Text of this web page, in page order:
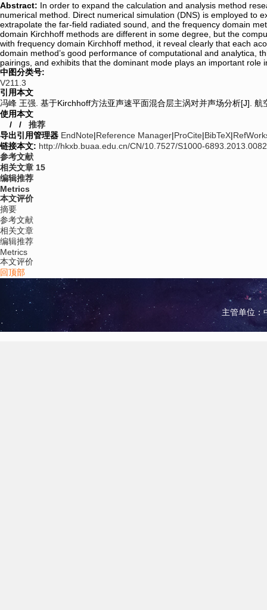
Abstract: In order to expand the calculation and analysis method
numerical method. Direct numerical simulation (DNS) is employed to
extrapolate the far-field radiated sound, and the frequency domain
domain Kirchhoff methods are different in some degree, but the
with frequency domain Kirchhoff method, it reveal clearly that each
domain method’s good performance of computational and analytica,
pairings, and exhibits that the dominant mode plays an important role
中图分类号:
V211.3
引用本文
冯峰 王强. 基于Kirchhoff方法亚声速平面混合层主涡对并声场分析[J].
使用本文
/ / 推荐
导出引用管理器 EndNote|Reference Manager|ProCite|BibTeX|
链接本文: http://hkxb.buaa.edu.cn/CN/10.7527/S1000-6893.2013.0082
参考文献
相关文章 15
编辑推荐
Metrics
本文评价
摘要
参考文献
相关文章
编辑推荐
Metrics
本文评价
回顶部
主管单位：